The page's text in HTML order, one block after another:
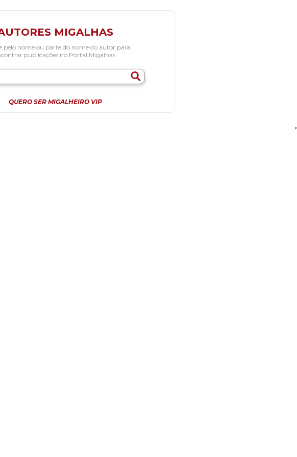
MIGALHAS
pelo nome ou parte do nome do autor para
publicações no Portal Migalhas.
QUERO SER MIGALHEIRO VIP